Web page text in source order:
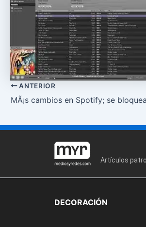
ANTERIOR
MÃ¡s cambios en Spotify; se
Artículos
DECORACIÓN